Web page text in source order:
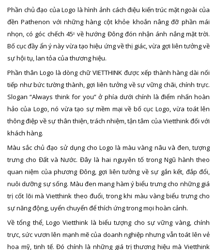
Phần chủ đạo của Logo là hình ảnh cách điệu kiến trúc mặt ngoài của
đền Pathenon với những hàng cột khỏe khoắn nâng đỡ phần mái
nhọn, có góc chếch 450 về hướng Đông đón nhận ánh nắng mặt trời.
Bố cục đầy ẩn ý này vừa tạo hiệu ứng về thị giác, vừa gợi liên tưởng về
sự hội tụ, lan tỏa của thương hiệu.
Phần thân Logo là dòng chữ VIETTHINK được xếp thành hàng dài nối
tiếp như bức tường thành, gợi liên tưởng về sự vững chãi, chính trực.
Slogan “Always think for you” ở phía dưới chính là điểm nhấn hoàn
hảo của Logo, nó vừa tạo sự mềm mại về bố cục Logo, vừa toát lên
thông điệp về sự thân thiện, trách nhiệm, tận tâm của Vietthink đối với
khách hàng.
Màu sắc chủ đạo sử dụng cho Logo là màu vàng nâu và đen, tượng
trưng cho Đất và Nước. Đây là hai nguyên tố trong Ngũ hành theo
quan niệm của phương Đông, gợi liên tưởng về sự gắn kết, đắp đổi,
nuôi dưỡng sự sống. Màu đen mang hàm ý biểu trưng cho những giá
trị cốt lõi mà Vietthink theo đuổi, trong khi màu vàng biểu trưng cho
sự năng động, uyển chuyển để thích ứng trong mọi hoàn cảnh.
Về tổng thể, Logo Vietthink là biểu tượng cho sự vững vàng, chính
trực, sức vươn lên mạnh mẽ của doanh nghiệp nhưng vẫn toát lên vẻ
hoa mỹ, tinh tế. Đó chính là những giá trị thương hiệu mà Vietthink